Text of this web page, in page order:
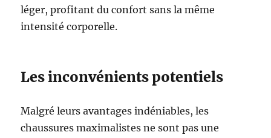
léger, profitant du confort sans la même
intensité corporelle.
Les inconvénients potentiels
Malgré leurs avantages indéniables, les
chaussures maximalistes ne sont pas une